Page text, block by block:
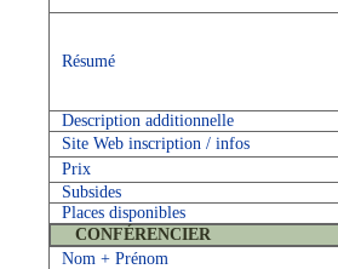
Résumé
Description additionnelle
Site Web inscription / infos
Prix
Subsides
Places disponibles
CONFÉRENCIER
Nom + Prénom